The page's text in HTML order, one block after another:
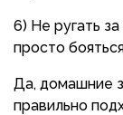
6) Не ругать
просто
Да, домашние
правильно